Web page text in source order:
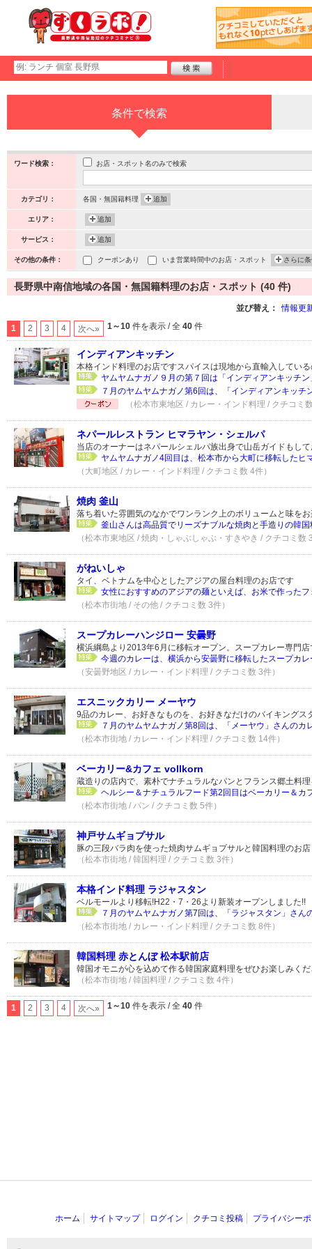
条件で検索
ワード検索： お店・スポット名のみで検索
カテゴリ： 各国・無国籍料理 追加
エリア： 追加
サービス： 追加
その他の条件： クーポンあり いま営業時間中のお店・スポット さらに
長野県中南信地域の各国・無国籍料理のお店・スポット (40 件)
並び替え： 情報更
1 2 3 4 次へ» 1～10 件を表示 / 全 40 件
インディアンキッチン
本格インド料理のお店ですスパイスは現地から直輸入してい
ヤムヤムナガノ９月の第７回は「インディアンキッチ
７月のヤムヤムナガノ第6回は、「インディアンキッチ
（松本市東地区 / カレー・インド料理 / クチコミ
ネパールレストラン ヒマラヤン・シェルパ
当店のオーナーはネパールシェルパ族出身で山岳ガイドもし
ヤムヤムナガノ4回目は、松本市から大町に移転したヒ
（大町地区 / カレー・インド料理 / クチコミ数 4件）
焼肉 釜山
落ち着いた雰囲気のなかでワンランク上のボリュームと味を
釜山さんは高品質でリーズナブルな焼肉と手造りの韓
（松本市東地区 / 焼肉・しゃぶしゃぶ・すきやき / クチコミ数
がねいしゃ
タイ、ベトナムを中心としたアジアの屋台料理のお店です
女性におすすめのアジアの麺といえば、お米で作った
（松本市街地 / その他 / クチコミ数 3件）
スープカレーハンジロー 安曇野
横浜綱島より2013年6月に移転オープン。スープカレー専門店
今週のカレーは、横浜から安曇野に移転したスープカ
（安曇野地区 / カレー・インド料理 / クチコミ数 3件）
エスニックカリー メーヤウ
9品のカレー、お好きなものを、お好きなだけのバイキングス
７月のヤムヤムナガノ第8回は、「メーヤウ」さんのカ
（松本市街地 / カレー・インド料理 / クチコミ数 14件）
ベーカリー&カフェ vollkorn
蔵造りの店内で、素朴でナチュラルなパンとフランス郷土料
ヘルシー＆ナチュラルフード第2回目はベーカリー＆カ
（松本市街地 / パン / クチコミ数 5件）
神戸サムギョプサル
豚の三段バラ肉を使った焼肉サムギョプサルと韓国料理のお店
（松本市街地 / 韓国料理 / クチコミ数 3件）
本格インド料理 ラジャスタン
ベルモールより移転!H22・7・26より新装オープンしました!!
７月のヤムヤムナガノ第7回は、「ラジャスタン」さん
（松本市街地 / カレー・インド料理 / クチコミ数 8件）
韓国料理 赤とんぼ 松本駅前店
韓国オモニが心を込めて作る韓国家庭料理をぜひお楽しみく
（松本市街地 / 韓国料理 / クチコミ数 4件）
1 2 3 4 次へ» 1～10 件を表示 / 全 40 件
ホーム サイトマップ ログイン クチコミ投稿 プライバシー